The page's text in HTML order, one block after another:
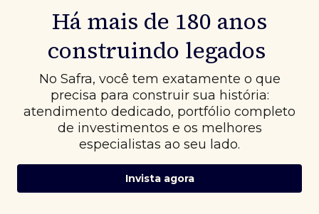
Há mais de 180 anos
construindo legados
No Safra, você tem exatamente o que
precisa para construir sua história:
atendimento dedicado, portfólio completo
de investimentos e os melhores
especialistas ao seu lado.
Invista agora